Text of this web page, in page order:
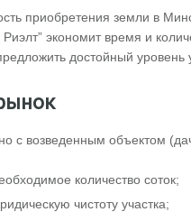
приобретения земли в
экономит время и
достойный уровень
с возведенным объектом
количество соток;
чистоту участка;